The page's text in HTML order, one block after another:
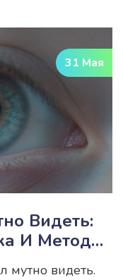
31 Мая
Видеть:
И Методы
мутно видеть.